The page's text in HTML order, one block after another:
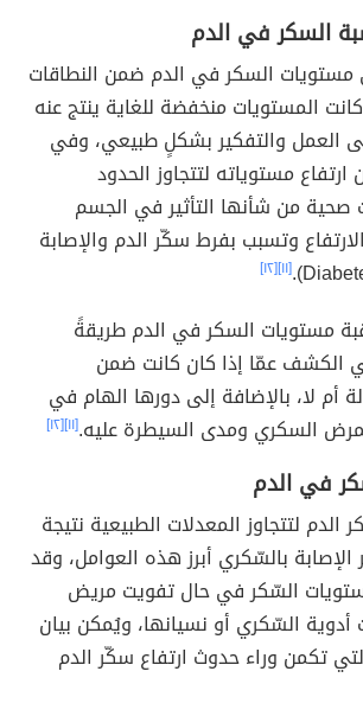
السكر في الدم
مستويات السكر في الدم ضمن النطاقات
المستويات منخفضة للغاية ينتج عنه
العمل والتفكير بشكلٍ طبيعي، وفي
ارتفاع مستوياته لتتجاوز الحدود
صحية من شأنها التأثير في الجسم
وتسبب بفرط سكّر الدم والإصابة
[١١] [١٢]
مستويات السكر في الدم طريقةً
الكشف عمّا إذا كان كانت ضمن
أم لا، بالإضافة إلى دورها الهام في
السكري ومدى السيطرة عليه.[١١] [١٢]
في الدم
لتتجاوز المعدلات الطبيعية نتيجة
بالسّكري أبرز هذه العوامل، وقد
السّكر في حال تفويت مريض
السّكري أو نسيانها، ويُمكن بيان
تكمن وراء حدوث ارتفاع سكّر الدم